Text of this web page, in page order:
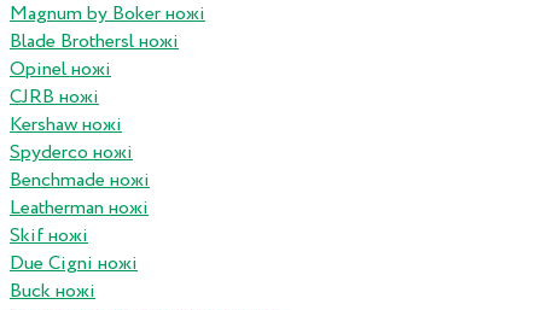
Magnum by Boker ножі
Blade Brothersl ножі
Opinel ножі
CJRB ножі
Kershaw ножі
Spyderco ножі
Benchmade ножі
Leatherman ножі
Skif ножі
Due Cigni ножі
Buck ножі